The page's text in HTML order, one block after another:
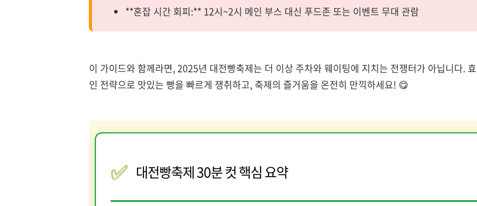
**혼잡 시간 회피:** 12시~2시 메인 부스 대신 푸드존 또는 이벤트 무대 관람
이 가이드와 함께라면, 2025년 대전빵축제는 더 이상 주차와 웨이팅에 지치는 전쟁터가 아닙니다.
인 전략으로 맛있는 빵을 빠르게 쟁취하고, 축제의 즐거움을 온전히 만끽하세요! 😋
✅ 대전빵축제 30분 컷 핵심 요약